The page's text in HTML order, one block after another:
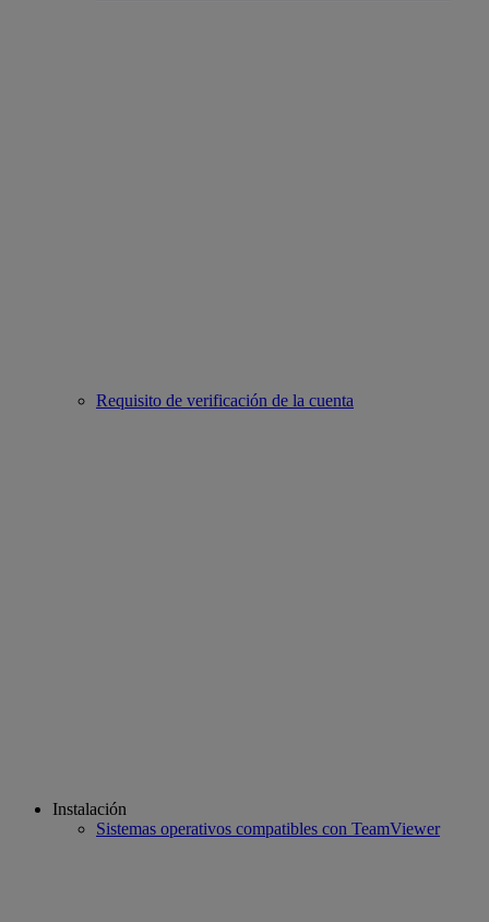
Requisito de verificación de la cuenta
Instalación
Sistemas operativos compatibles con TeamViewer